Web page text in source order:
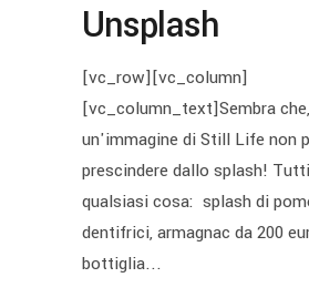
Unsplash
[vc_row][vc_column]
[vc_column_text]Sembra
un'immagine di Still Life non
prescindere dallo splash!
qualsiasi cosa: splash di
dentifrici, armagnac da 200
bottiglia...